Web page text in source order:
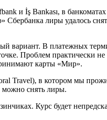
и İş Bankası, в
Сбербанка лиры удалось
В платежных
Проблем практически
карты «Мир».
Travel), в котором мы
можно снять лиры.
Курс будет